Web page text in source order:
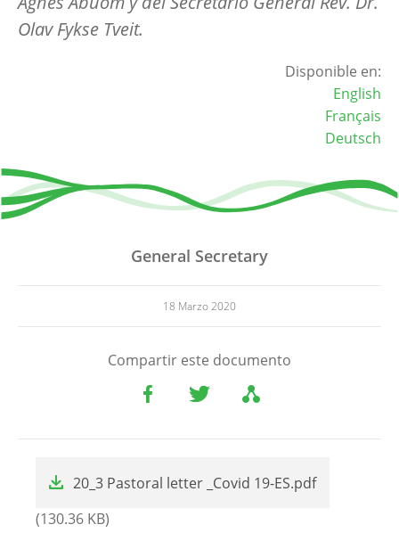
Olav Fykse Tveit.
Disponible en:
English
Français
Deutsch
General Secretary
18 Marzo 2020
Compartir este documento
20_3 Pastoral letter _Covid 19-ES.pdf
(130.36 KB)